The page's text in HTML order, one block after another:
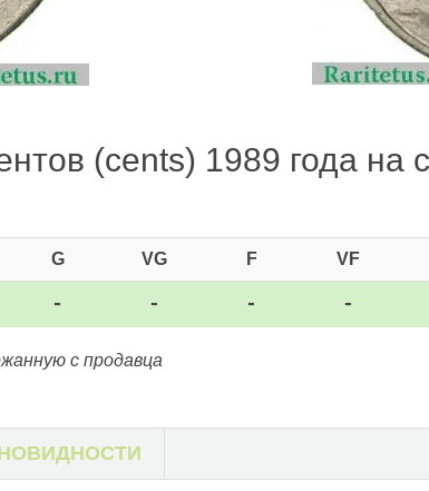
(cents) 1989 года на
G VG F VF
- - - -
с продавца